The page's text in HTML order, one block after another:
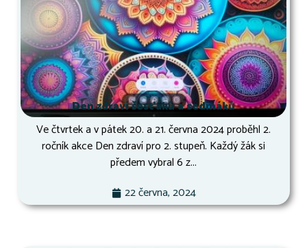
Den zdraví šesťáků a sedmáků
Ve čtvrtek a v pátek 20. a 21. června 2024 proběhl 2.
ročník akce Den zdraví pro 2. stupeň. Každý žák si
předem vybral 6 z...
22 června, 2024